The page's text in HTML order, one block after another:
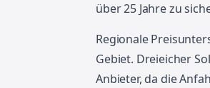
über 25 Jahre zu
Regionale
Gebiet. Dreieicher
Anbieter, da die